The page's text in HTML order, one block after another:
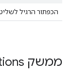
הכפתור הרגיל
ממשק